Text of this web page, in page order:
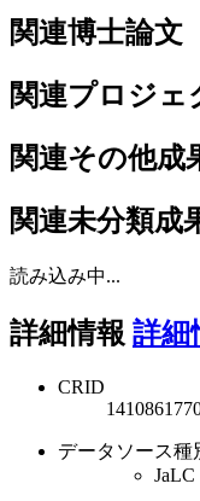
関連博士論文
関連プロジェ
関連その他成
関連未分類成
読み込み中...
詳細情報 詳細
CRID
データソース種
JaLC